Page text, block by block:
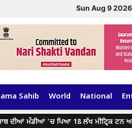
Sun Aug 9
Sahib World National
ਮੰਡੀਆਂ 'ਚ ਪਿਆ 18 ਲੱਖ ਮੀਟ੍ਰਿਕ ਟਨ ਅਨਾਜ